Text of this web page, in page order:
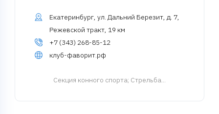
Екатеринбург, ул. Дальний Березит, д. 7,
Режевской тракт, 19 км
+7 (343) 268-85-12
клуб-фаворит.рф
Cекция конного спорта; Стрельба...